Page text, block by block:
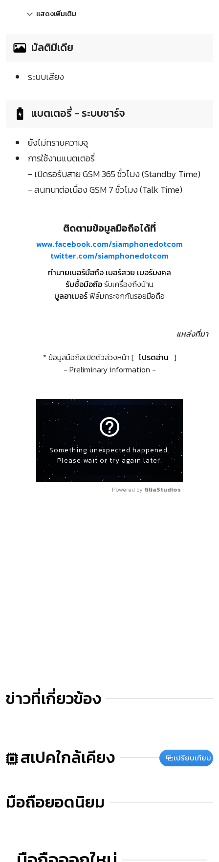
แสดงเพิ่มเติม
มัลติมีเดีย
ระบบเสียง
แบตเตอรี่ - ระบบชาร์จ
ยังไม่ทราบความจุ
การใช้งานแบตเตอรี่
- เปิดรอรับสาย GSM 365 ชั่วโมง (Standby Time)
- สนทนาต่อเนื่อง GSM 7 ชั่วโมง (Talk Time)
ติดตามข้อมูลมือถือได้ที่
www.facebook.com/siamphonedotcom
twitter.com/siamphonedotcom
ทำนายเบอร์มือถือ เบอร์สวย เบอร์มงคล
รับซื้อมือถือรับเครื่องถึงบ้าน
บูลอาเมอร์ฟิล์มกระจกกันรอยมือถือ
แหล่งที่มา
* ข้อมูลมือถือเปิดตัวล่วงหน้า [ โปรดอ่าน ]
- Preliminary information -
help_outline
Something unexpected happened.
Please wait or try again later.
Powered by GliaStudios
ข่าวที่เกี่ยวข้อง
สเปคใกล้เคียง เปรียบเทียบ
มือถือยอดนิยม